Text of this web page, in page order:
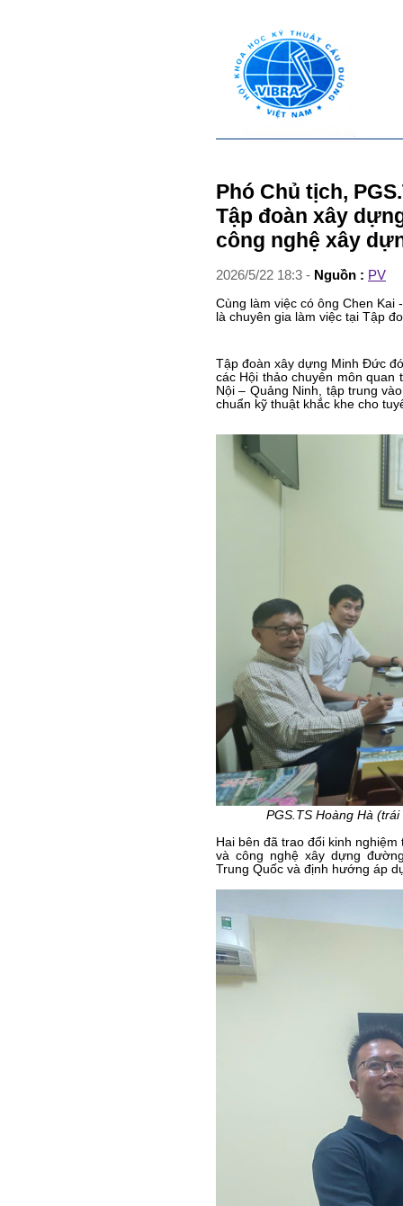
Phó Chủ tịch,
Tập đoàn xây
công nghệ xây
2026/5/22 18:3 - Nguồn : PV
Cùng làm việc có ông Chen Kai
là chuyên gia làm việc tại Tập
Tập đoàn xây dựng Minh Đức
các Hội thảo chuyên môn
Nội – Quảng Ninh, tập trung
chuẩn kỹ thuật khắc khe cho
PGS.TS Hoàng Hà
Hai bên đã trao đổi kinh
và công nghệ xây dựng
Trung Quốc và định hướng áp